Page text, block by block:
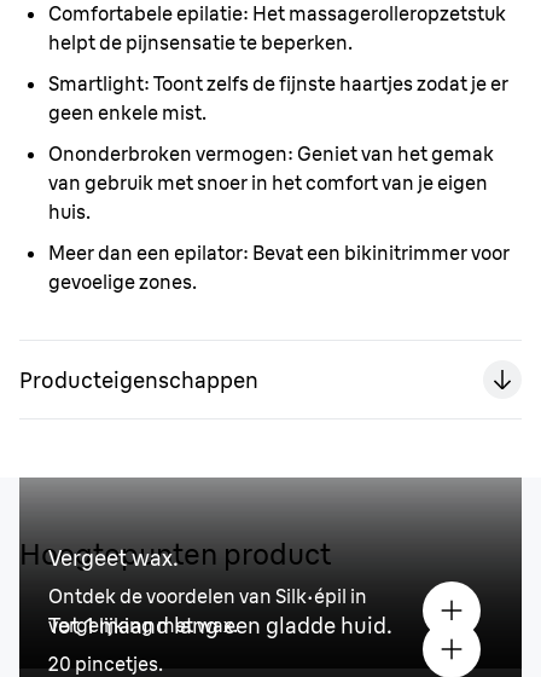
Comfortabele epilatie: Het massagerolleropzetstuk
helpt de pijnsensatie te beperken.
Smartlight: Toont zelfs de fijnste haartjes zodat je er
geen enkele mist.
Ononderbroken vermogen: Geniet van het gemak
van gebruik met snoer in het comfort van je eigen
huis.
Meer dan een epilator: Bevat een bikinitrimmer voor
gevoelige zones.
Producteigenschappen
Hoogtepunten product
Vergeet wax.
Ontdek de voordelen van Silk·épil in
vergelijking met wax.
Tot 1 maand lang een gladde huid.
20 pincetjes.